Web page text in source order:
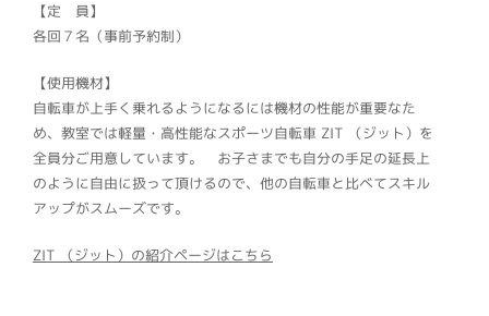
【定 員】
各回７名（事前予約制）
【使用機材】
自転車が上手く乗れるようになるには機材の性能が重要なた
め、教室では軽量・高性能なスポーツ自転車 ZIT （ジット）を
全員分ご用意しています。 お子さまでも自分の手足の延長上
のように自由に扱って頂けるので、他の自転車と比べてスキル
アップがスムーズです。
ZIT （ジット）の紹介ページはこちら